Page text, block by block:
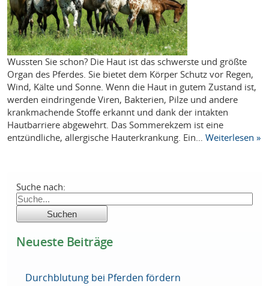
Wussten Sie schon? Die Haut ist das schwerste und größte
Organ des Pferdes. Sie bietet dem Körper Schutz vor Regen,
Wind, Kälte und Sonne. Wenn die Haut in gutem Zustand ist,
werden eindringende Viren, Bakterien, Pilze und andere
krankmachende Stoffe erkannt und dank der intakten
Hautbarriere abgewehrt. Das Sommerekzem ist eine
entzündliche, allergische Hauterkrankung. Ein…Weiterlesen »
Suche nach:
Neueste Beiträge
Durchblutung bei Pferden fördern